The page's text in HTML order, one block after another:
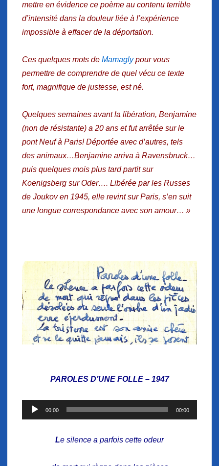
mettre en évidence ce poème au contenu terrible
d’intensité dans la douleur liée à l’expérience
impossible à effacer de la déportation.
Ces quelques mots de Mamaglypour vous
permettre de comprendre de quel vécu ce texte
fort, magnifique de justesse, est né.
Quelques semaines avant la libération, Benjamine
(non de résistante) a 20 ans et fut arrêtée sur le
pont Neuf à Paris! Déportée avec d’autres, tels
des animaux…Benjamine arriva à Ravensbruck…
puis quelques mois plus tard partit sur
Koenigsberg sur Oder…. Libérée par les Russes
de Joukoven 1945, elle revint sur Paris, s’en suit
une longue correspondance avec son amour… »
PAROLES D’UNE FOLLE – 1947
Lecteur
audio
00:00 00:00
Le silence a parfois cette odeur